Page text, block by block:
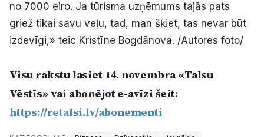
no 7000 eiro. Ja tūrisma uzņēmums tajās pats
griež tikai savu veļu, tad, man šķiet, tas nevar būt
izdevīgi,» teic Kristīne Bogdānova. /Autores foto/
Visu rakstu lasiet 14. novembra «Talsu
Vēstīs» vai abonējot e-avīzi šeit:
https://retalsi.lv/abonementi